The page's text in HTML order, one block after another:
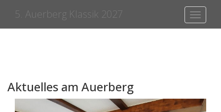
Toggle
5. Auerberg Klassik 2027
Aktuelles am Auerberg